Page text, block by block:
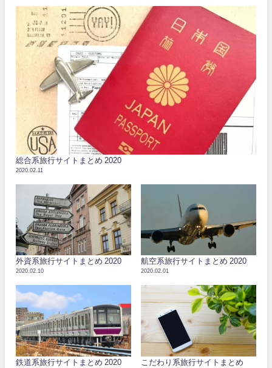
総合系旅行サイトまとめ 2020
2020.02.11
外資系旅行サイトまとめ 2020
2020.02.10
航空系旅行サイトまとめ 2020
2020.02.01
鉄道系旅行サイトまとめ 2020
こだわり系旅行サイトまとめ